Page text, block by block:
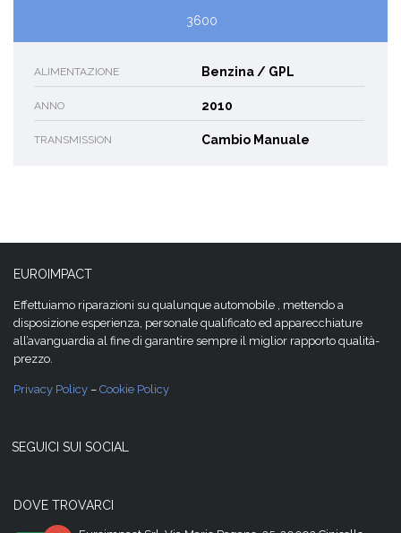
3600
ALIMENTAZIONE Benzina / GPL
ANNO 2010
TRANSMISSION Cambio Manuale
EUROIMPACT
Effettuiamo riparazioni su qualunque automobile , mettendo a
disposizione esperienza, personale qualificato ed apparecchiature
all’avanguardia al fine di garantire sempre il miglior rapporto qualità-
prezzo.
Privacy Policy – Cookie Policy
SEGUICI SUI SOCIAL
DOVE TROVARCI